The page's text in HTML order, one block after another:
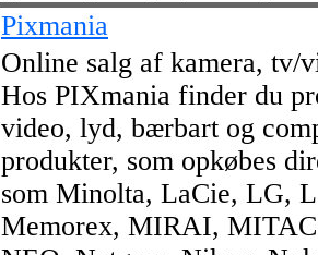
Pixmania
Online salg af kamera, tv/
Hos PIXmania finder du
video, lyd, bærbart og
produkter, som opkøbes
som Minolta, LaCie, LG,
Memorex, MIRAI,